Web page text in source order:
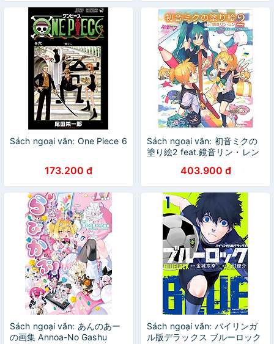
Sách ngoại văn: One Piece 6
173.200 đ
Sách ngoại văn: 初音ミクの
塗り絵2 feat.鏡音リン・レン
Feat. Kagami Oto Rin
403.900 đ
Sách ngoại văn: あんのあー
の画集 Annoa-No Gashu
Sách ngoại văn: バイリンガ
ル版デラックス ブルーロック